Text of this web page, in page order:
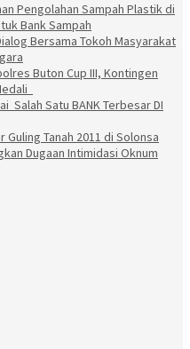
Pengolahan Sampah Plastik di
Bank Sampah
Bersama Tokoh Masyarakat
Buton Cup III, Kontingen
Salah Satu BANK Terbesar DI
Guling Tanah 2011 di Solonsa
Dugaan Intimidasi Oknum